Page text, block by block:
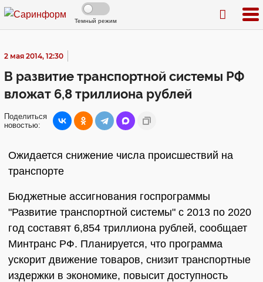
Темный режим
2 мая 2014, 12:30
В развитие транспортной системы РФ
вложат 6,8 триллиона рублей
Поделиться
новостью:
Ожидается снижение числа происшествий на
транспорте
Бюджетные ассигнования госпрограммы
"Развитие транспортной системы" с 2013 по 2020
год составят 6,854 триллиона рублей, сообщает
Минтранс РФ. Планируется, что программа
ускорит движение товаров, снизит транспортные
издержки в экономике, повысит доступность